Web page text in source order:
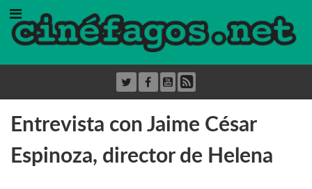
Entrevista con Jaime César
Espinoza, director de Helena